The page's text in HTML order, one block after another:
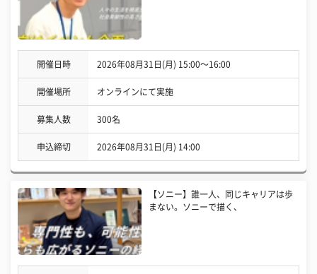
開催日時 2026年08月31日(月) 15:00〜16:00
開催場所 オンラインにて実施
募集人数 300名
申込締切 2026年08月31日(月) 14:00
【ソニー】誰一人、同じキャリアは歩
まない。ソニーで描く、